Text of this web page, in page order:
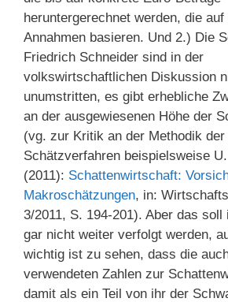
heruntergerechnet werden, die
Annahmen basieren. Und 2.) Die
Friedrich Schneider sind in der
volkswirtschaftlichen Diskussion
unumstritten, es gibt erhebliche
an der ausgewiesenen Höhe der
(vg. zur Kritik an der Methodik der
Schätzverfahren beispielsweise
(2011): Schattenwirtschaft:
Makroschätzungen, in:
3/2011, S. 194-201). Aber das
gar nicht weiter verfolgt werden,
wichtig ist zu sehen, dass die
verwendeten Zahlen zur
damit als ein Teil von ihr der